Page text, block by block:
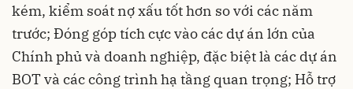
kém, kiểm soát nợ xấu tốt hơn so với các năm
trước; Đóng góp tích cực vào các dự án lớn của
Chính phủ và doanh nghiệp, đặc biệt là các dự án
BOT và các công trình hạ tầng quan trọng; Hỗ trợ